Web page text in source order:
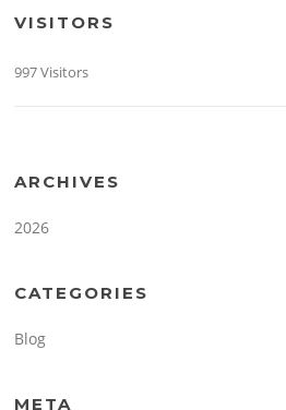
VISITORS
997 Visitors
ARCHIVES
2026
CATEGORIES
Blog
META